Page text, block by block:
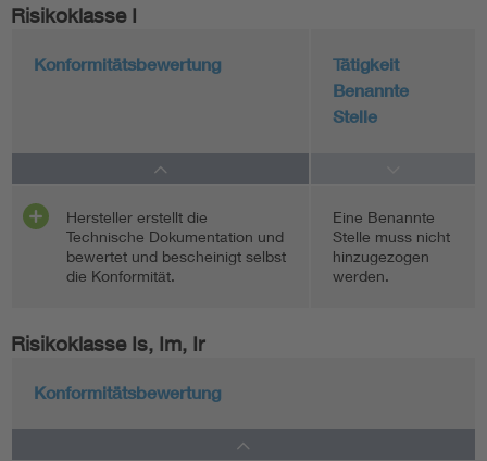
Risikoklasse I
Konformitätsbewertung
Tätigkeit
Benannte
Stelle
Hersteller erstellt die
Technische Dokumentation und
bewertet und bescheinigt selbst
die Konformität.
Eine Benannte
Stelle muss nicht
hinzugezogen
werden.
Risikoklasse Is, Im, Ir
Konformitätsbewertung